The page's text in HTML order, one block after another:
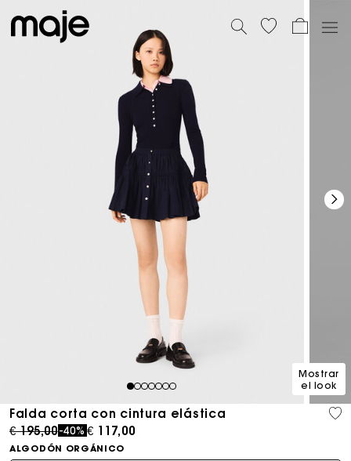
1234567
Mostrar
el look
Falda corta con cintura elástica
Price reduced from
€ 195,00to
-40% € 117,00
ALGODÓN ORGÁNICO